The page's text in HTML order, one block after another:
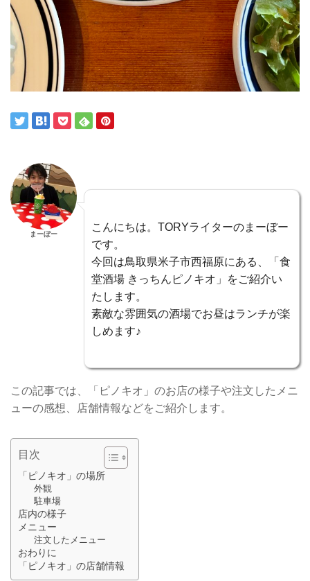
まーぼー
こんにちは。TORYライターのまーぼー
です。
今回は鳥取県米子市西福原にある、「食
堂酒場 きっちんピノキオ」をご紹介い
たします。
素敵な雰囲気の酒場でお昼はランチが楽
しめます♪
この記事では、「ピノキオ」のお店の様子や注文したメニ
ューの感想、店舗情報などをご紹介します。
目次
「ピノキオ」の場所
外観
駐車場
店内の様子
メニュー
注文したメニュー
おわりに
「ピノキオ」の店舗情報